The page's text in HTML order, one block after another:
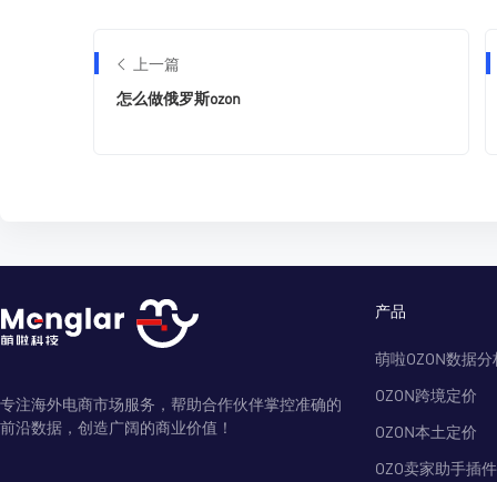
上一篇
怎么做俄罗斯ozon
专注海外电商市场服务，帮助合作伙伴掌控准确的
前沿数据，创造广阔的商业价值！
产品
萌啦OZON数据分
OZON跨境定价
OZON本土定价
OZO卖家助手插件